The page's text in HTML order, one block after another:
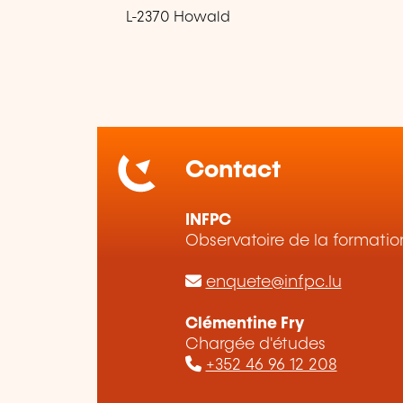
L-2370 Howald
Contact
INFPC
Observatoire de la
enquete@infpc.lu
Clémentine Fry
Chargée d'études
+352 46 96 12 208